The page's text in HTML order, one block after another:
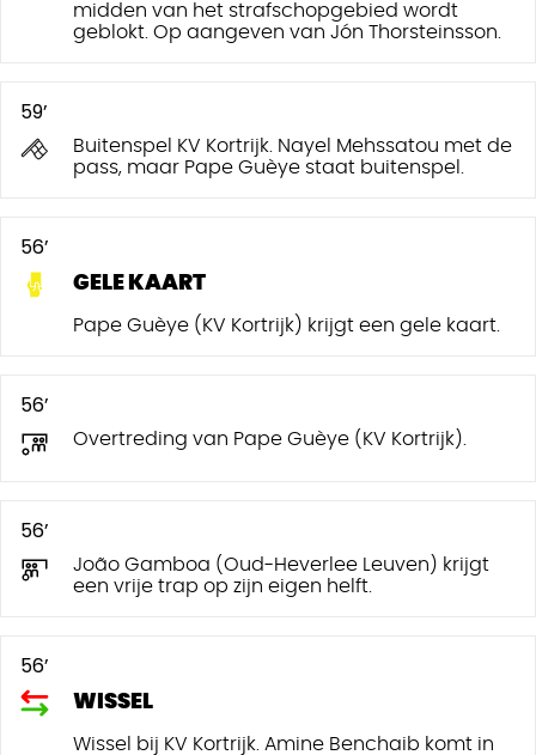
midden van het strafschopgebied wordt
geblokt. Op aangeven van Jón Thorsteinsson.
59’
Buitenspel KV Kortrijk. Nayel Mehssatou met de
pass, maar Pape Guèye staat buitenspel.
56’
GELE KAART
Pape Guèye (KV Kortrijk) krijgt een gele kaart.
56’
Overtreding van Pape Guèye (KV Kortrijk).
56’
João Gamboa (Oud-Heverlee Leuven) krijgt
een vrije trap op zijn eigen helft.
56’
WISSEL
Wissel bij KV Kortrijk. Amine Benchaib komt in